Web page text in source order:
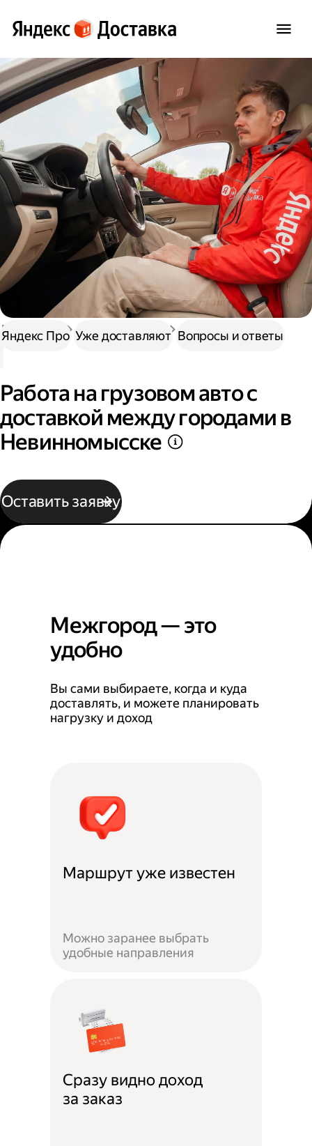
Доставка Нужна работа Автокурьер
Работа на грузовом авто с
доставкой между городами в
Невинномысске
Оставить заявку
Яндекс Про Уже доставляют Вопросы и ответы
Межгород — это
удобно
Вы сами выбираете, когда и куда
доставлять, и можете планировать
нагрузку и доход
Маршрут уже известен
Можно заранее выбрать
удобные направления
Сразу видно доход
за заказ